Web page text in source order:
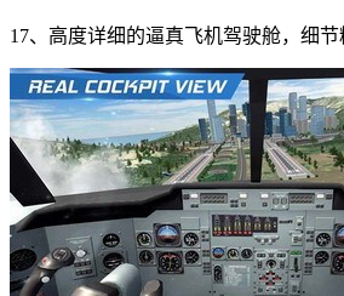
17、高度详细的逼真飞机驾驶舱，细节